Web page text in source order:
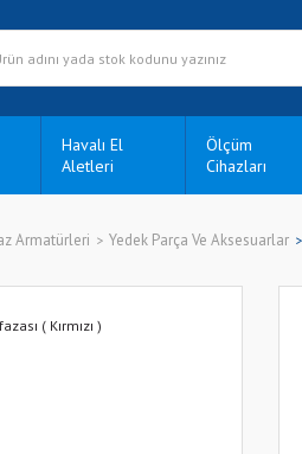
Havalı El
Aletleri
Ölçüm
Cihazları
Armatürleri Yedek Parça Ve Aksesuarlar